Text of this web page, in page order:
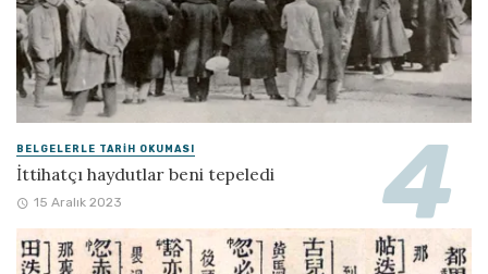
BELGELERLE TARIH OKUMASI
İttihatçı haydutlar beni tepeledi
15 Aralık 2023